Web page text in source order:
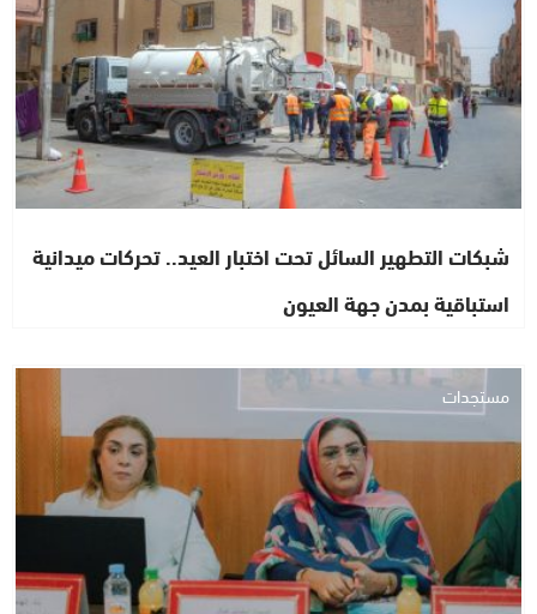
شبكات التطهير السائل تحت اختبار العيد.. تحركات ميدانية
استباقية بمدن جهة العيون
مستجدات